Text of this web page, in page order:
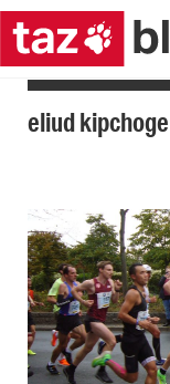
eliud kipchoge